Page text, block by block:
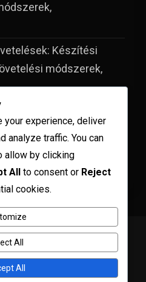
Készítési
módszerek,
Fiók állapota,
Jogosultság
Esztétikai témák,
Proudly powered by WordPress
byMystery Themes
Ön adatvédelme
your experience, deliver
analyze traffic. You can
allow by clicking
All to consent or Reject
cookies.
All
All